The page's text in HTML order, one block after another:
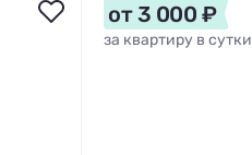
от 3 000 ₽
за квартиру в сутки